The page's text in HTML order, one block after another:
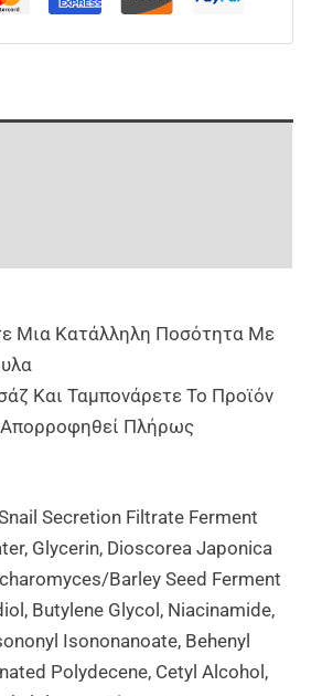
Μια Κατάλληλη Ποσότητα Με
Και Ταμπονάρετε Το Προϊόν
Πλήρως
Secretion Filtrate Ferment
Glycerin, Dioscorea Japonica
Barley Seed Ferment
Butylene Glycol, Niacinamide,
Isononanoate, Behenyl
Polydecene, Cetyl Alcohol,